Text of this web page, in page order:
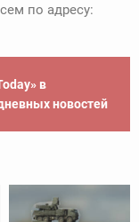
по адресу:
в
новостей